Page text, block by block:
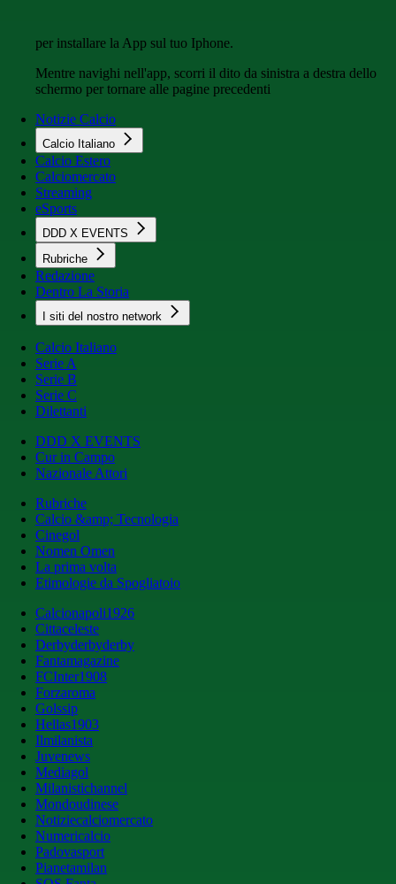
per installare la App sul tuo Iphone.
Mentre navighi nell'app, scorri il dito da sinistra a destra dello
schermo per tornare alle pagine precedenti
Notizie Calcio
Calcio Italiano
Calcio Estero
Calciomercato
Streaming
eSports
DDD X EVENTS
Rubriche
Redazione
Dentro La Storia
I siti del nostro network
Calcio Italiano
Serie A
Serie B
Serie C
Dilettanti
DDD X EVENTS
Cur in Campo
Nazionale Attori
Rubriche
Calcio &amp; Tecnologia
Cinegol
Nomen Omen
La prima volta
Etimologie da Spogliatoio
Calcionapoli1926
Cittaceleste
Derbyderbyderby
Fantamagazine
FCInter1908
Forzaroma
Golssip
Hellas1903
Ilmilanista
Juvenews
Mediagol
Milanistichannel
Mondoudinese
Notiziecalciomercato
Numericalcio
Padovasport
Pianetamilan